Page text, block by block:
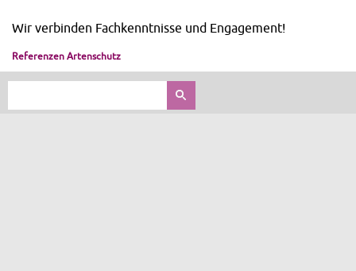
Wir verbinden Fachkenntnisse und Engagement!
Referenzen Artenschutz